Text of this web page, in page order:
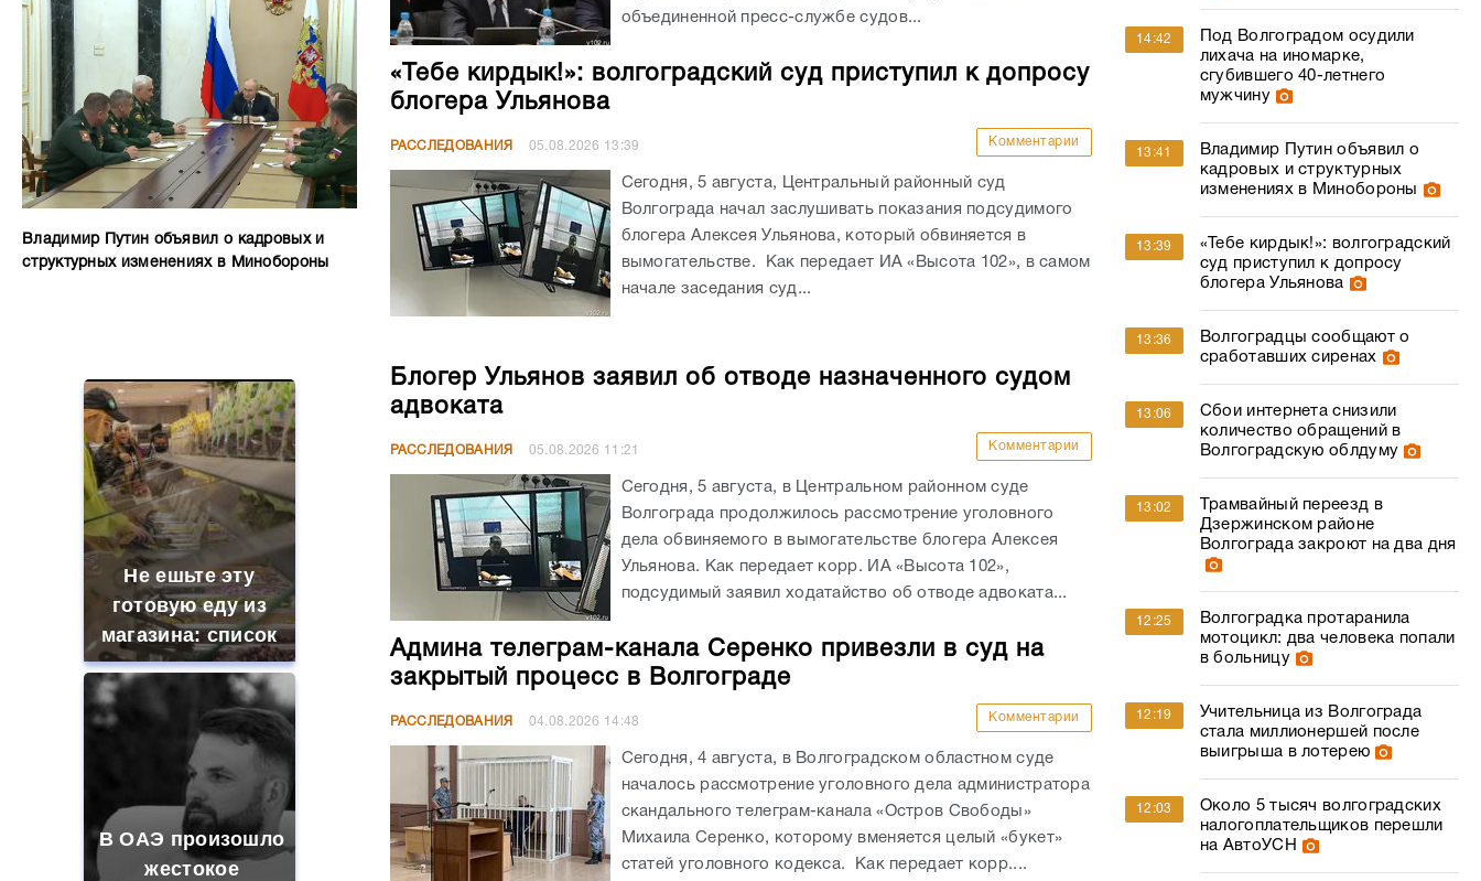
Владимир Путин объявил о кадровых и
структурных изменениях в Минобороны
Не ешьте эту
готовую еду из
магазина: список
В ОАЭ произошло
жестокое
объединенной пресс-службе судов...
«Тебе кирдык!»: волгоградский суд приступил к допросу
блогера Ульянова
РАССЛЕДОВАНИЯ 05.08.2026 13:39 Комментарии
Сегодня, 5 августа, Центральный районный суд
Волгограда начал заслушивать показания подсудимого
блогера Алексея Ульянова, который обвиняется в
вымогательстве. Как передает ИА «Высота 102», в самом
начале заседания суд...
Блогер Ульянов заявил об отводе назначенного судом
адвоката
РАССЛЕДОВАНИЯ 05.08.2026 11:21 Комментарии
Сегодня, 5 августа, в Центральном районном суде
Волгограда продолжилось рассмотрение уголовного
дела обвиняемого в вымогательстве блогера Алексея
Ульянова. Как передает корр. ИА «Высота 102»,
подсудимый заявил ходатайство об отводе адвоката...
Админа телеграм-канала Серенко привезли в суд на
закрытый процесс в Волгограде
РАССЛЕДОВАНИЯ 04.08.2026 14:48 Комментарии
Сегодня, 4 августа, в Волгоградском областном суде
началось рассмотрение уголовного дела администратора
скандального телеграм-канала «Остров Свободы»
Михаила Серенко, которому вменяется целый «букет»
статей уголовного кодекса. Как передает корр....
14:42
Под Волгоградом осудили
лихача на иномарке,
сгубившего 40-летнего
мужчину
13:41
Владимир Путин объявил о
кадровых и структурных
изменениях в Минобороны
13:39
«Тебе кирдык!»: волгоградский
суд приступил к допросу
блогера Ульянова
13:36
Волгоградцы сообщают о
сработавших сиренах
13:06
Сбои интернета снизили
количество обращений в
Волгоградскую облдуму
13:02
Трамвайный переезд в
Дзержинском районе
Волгограда закроют на два дня
12:25
Волгоградка протаранила
мотоцикл: два человека попали
в больницу
12:19
Учительница из Волгограда
стала миллионершей после
выигрыша в лотерею
12:03
Около 5 тысяч волгоградских
налогоплательщиков перешли
на АвтоУСН